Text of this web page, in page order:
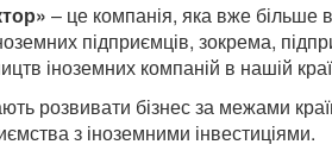
– це компанія, яка вже більше
підприємців, зокрема,
іноземних компаній в нашій
розвивати бізнес за межами
з іноземними інвестиціями.